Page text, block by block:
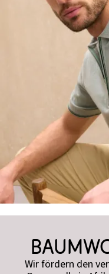
Wir fördern den